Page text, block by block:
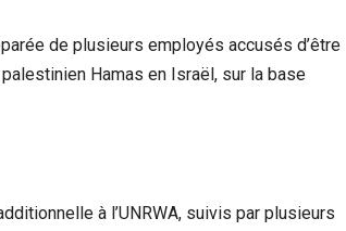
de plusieurs employés accusés d’être
Hamas en Israël, sur la base
à l’UNRWA, suivis par plusieurs